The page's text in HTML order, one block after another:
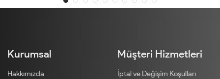
Kurumsal
Hakkımızda
Müşteri Hizmetleri
İptal ve Değişim Koşulları